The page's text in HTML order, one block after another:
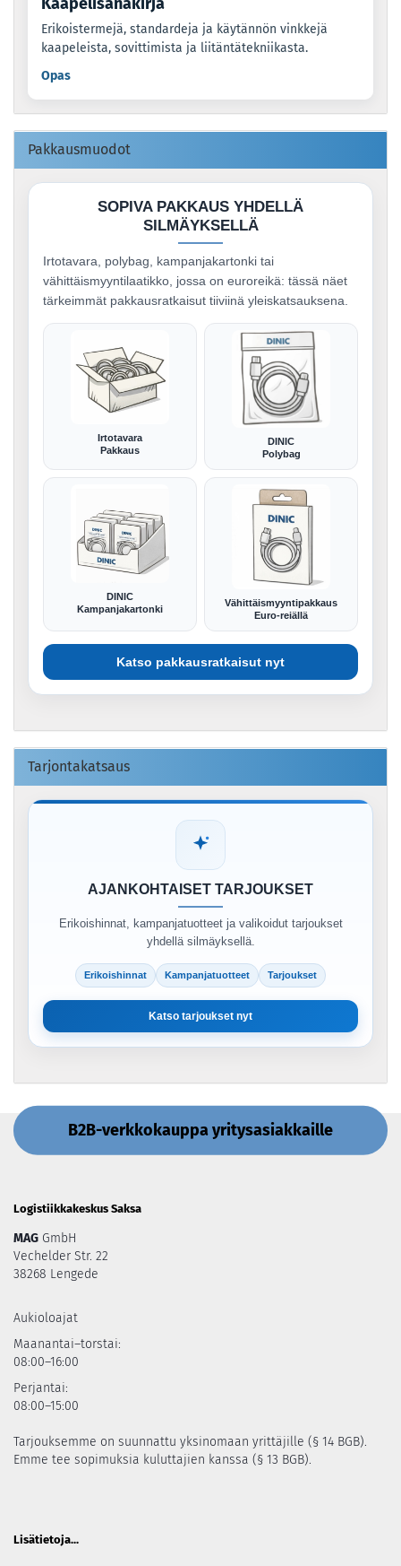
Erikoistermejä, standardeja ja käytännön vinkkejä
kaapeleista, sovittimista ja liitäntätekniikasta.
Opas
Pakkausmuodot
SOPIVA PAKKAUS YHDELLÄ
SILMÄYKSELLÄ
Irtotavara, polybag, kampanjakartonki tai
vähittäismyyntilaatikko, jossa on euroreikä: tässä näet
tärkeimmät pakkausratkaisut tiiviinä yleiskatsauksena.
Irtotavara
Pakkaus
DINIC
Polybag
DINIC
Kampanjakartonki
Vähittäismyyntipakkaus
Euro-reiällä
Katso pakkausratkaisut nyt
Tarjontakatsaus
AJANKOHTAISET TARJOUKSET
Erikoishinnat, kampanjatuotteet ja valikoidut tarjoukset
yhdellä silmäyksellä.
Erikoishinnat Kampanjatuotteet Tarjoukset
Katso tarjoukset nyt
B2B-verkkokauppa yritysasiakkaille
Logistiikkakeskus Saksa
MAG GmbH
Vechelder Str. 22
38268 Lengede
Aukioloajat
Maanantai–torstai:
08:00–16:00
Perjantai:
08:00–15:00
Tarjouksemme on suunnattu yksinomaan yrittäjille (§ 14 BGB).
Emme tee sopimuksia kuluttajien kanssa (§ 13 BGB).
Lisätietoja...